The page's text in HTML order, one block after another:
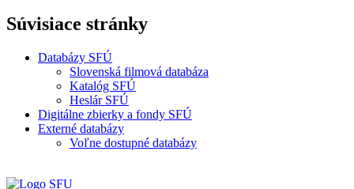
Súvisiace stránky
Databázy SFÚ
Slovenská filmová databáza
Katalóg SFÚ
Heslár SFÚ
Digitálne zbierky a fondy SFÚ
Externé databázy
Voľne dostupné databázy